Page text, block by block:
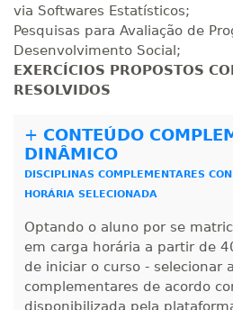
400 H 50dias 150
420 H 53dias 150dias
440 H 55dias
via Softwares Estatísticos;
Pesquisas para Avaliação de
Desenvolvimento Social;
EXERCÍCIOS PROPOSTOS
RESOLVIDOS
+ CONTEÚDO
DINÂMICO
DISCIPLINAS COMPLEMENTARES
HORÁRIA SELECIONADA
Optando o aluno por se
em carga horária a partir de
de iniciar o curso - selecionar
complementares de acordo
disponibilizada pela